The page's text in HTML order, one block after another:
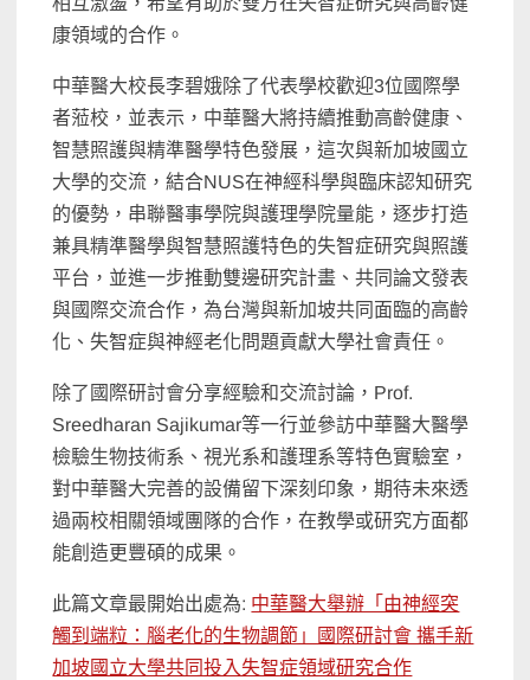
康領域的合作。
中華醫大校長李碧娥除了代表學校歡迎3位國際學
者蒞校，並表示，中華醫大將持續推動高齡健康、
智慧照護與精準醫學特色發展，這次與新加坡國立
大學的交流，結合NUS在神經科學與臨床認知研究
的優勢，串聯醫事學院與護理學院量能，逐步打造
兼具精準醫學與智慧照護特色的失智症研究與照護
平台，並進一步推動雙邊研究計畫、共同論文發表
與國際交流合作，為台灣與新加坡共同面臨的高齡
化、失智症與神經老化問題貢獻大學社會責任。
除了國際研討會分享經驗和交流討論，Prof.
Sreedharan Sajikumar等一行並參訪中華醫大醫學
檢驗生物技術系、視光系和護理系等特色實驗室，
對中華醫大完善的設備留下深刻印象，期待未來透
過兩校相關領域團隊的合作，在教學或研究方面都
能創造更豐碩的成果。
此篇文章最開始出處為: 中華醫大舉辦「由神經突
觸到端粒：腦老化的生物調節」國際研討會 攜手新
加坡國立大學共同投入失智症領域研究合作